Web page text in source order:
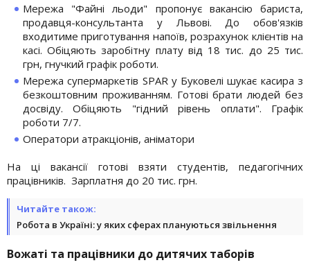
Мережа "Файні льоди" пропонує вакансію бариста,
продавця-консультанта у Львові. До обов'язків
входитиме приготування напоїв, розрахунок клієнтів на
касі. Обіцяють заробітну плату від 18 тис. до 25 тис.
грн, гнучкий графік роботи.
Мережа супермаркетів SPAR у Буковелі шукає касира з
безкоштовним проживанням. Готові брати людей без
досвіду. Обіцяють "гідний рівень оплати". Графік
роботи 7/7.
Оператори атракціонів, аніматори
На ці вакансії готові взяти студентів, педагогічних
працівників. Зарплатня до 20 тис. грн.
Читайте також:
Робота в Україні: у яких сферах плануються звільнення
Вожаті та працівники до дитячих таборів